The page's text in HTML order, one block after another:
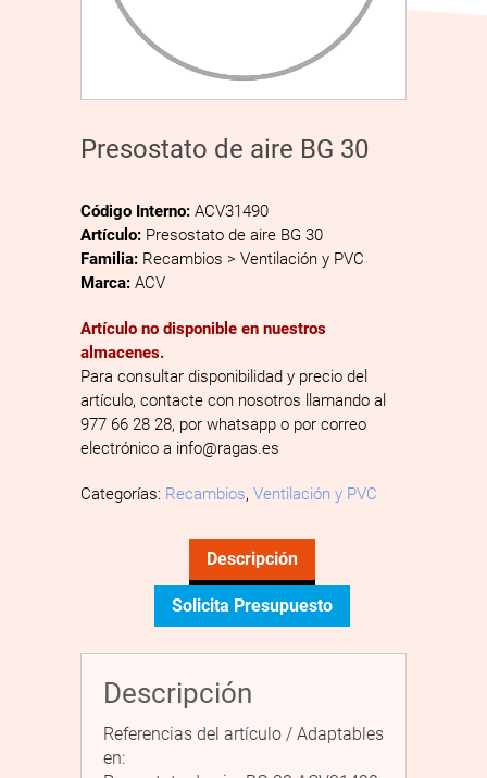
Presostato de aire BG 30
Código Interno: ACV31490
Artículo: Presostato de aire BG 30
Familia: Recambios > Ventilación y PVC
Marca: ACV
Artículo no disponible en nuestros
almacenes.
Para consultar disponibilidad y precio del
artículo, contacte con nosotros llamando al
977 66 28 28, por whatsapp o por correo
electrónico a info@ragas.es
Categorías: Recambios, Ventilación y PVC
Descripción
Solicita Presupuesto
Descripción
Referencias del artículo / Adaptables
en: